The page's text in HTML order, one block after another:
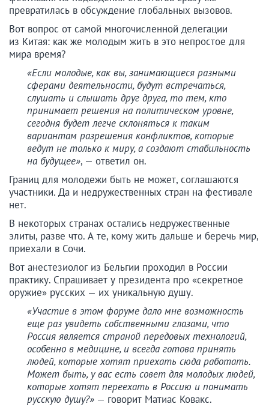
превратилась в обсуждение глобальных вызовов.
Вот вопрос от самой многочисленной делегации
из Китая: как же молодым жить в это непростое для
мира время?
«Если молодые, как вы, занимающиеся разными
сферами деятельности, будут встречаться,
слушать и слышать друг друга, то тем, кто
принимает решения на политическом уровне,
сегодня будет легче склоняться к таким
вариантам разрешения конфликтов, которые
ведут не только к миру, а создают стабильность
на будущее», — ответил он.
Границ для молодежи быть не может, соглашаются
участники. Да и недружественных стран на фестивале
нет.
В некоторых странах остались недружественные
элиты, разве что. А те, кому жить дальше и беречь мир,
приехали в Сочи.
Вот анестезиолог из Бельгии проходил в России
практику. Спрашивает у президента про «секретное
оружие» русских — их уникальную душу.
«Участие в этом форуме дало мне возможность
еще раз увидеть собственными глазами, что
Россия является страной передовых технологий,
особенно в медицине, и всегда готова принять
людей, которые хотят приехать сюда работать.
Может быть, у вас есть совет для молодых людей,
которые хотят переехать в Россию и понимать
русскую душу?» — говорит Матиас Ковакс.